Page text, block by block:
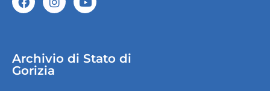
Archivio di Stato di
Gorizia